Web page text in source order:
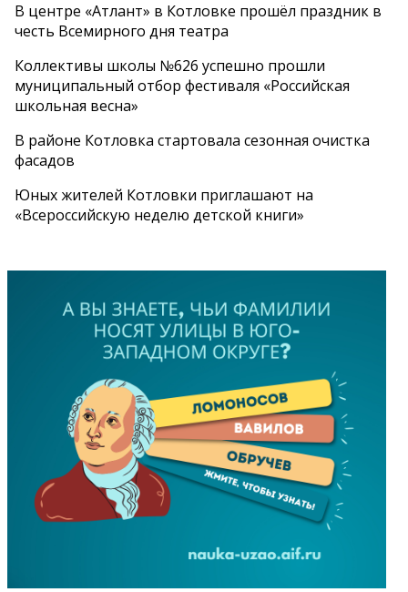
В центре «Атлант» в Котловке прошёл праздник в
честь Всемирного дня театра
Коллективы школы №626 успешно прошли
муниципальный отбор фестиваля «Российская
школьная весна»
В районе Котловка стартовала сезонная очистка
фасадов
Юных жителей Котловки приглашают на
«Всероссийскую неделю детской книги»